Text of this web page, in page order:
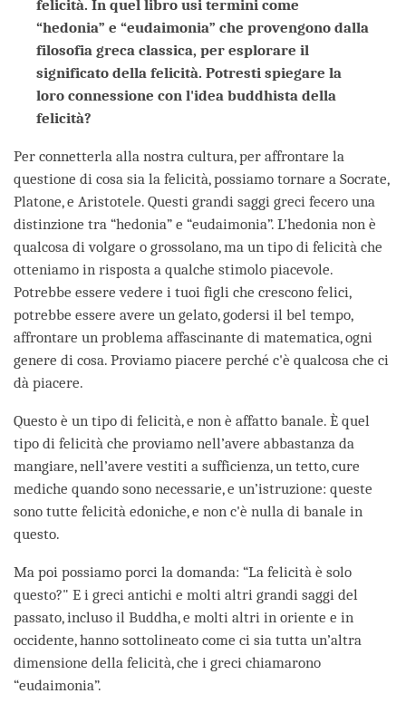
felicità. In quel libro usi termini come
“hedonia” e “eudaimonia” che provengono dalla
filosofia greca classica, per esplorare il
significato della felicità. Potresti spiegare la
loro connessione con l'idea buddhista della
felicità?
Per connetterla alla nostra cultura, per affrontare la
questione di cosa sia la felicità, possiamo tornare a Socrate,
Platone, e Aristotele. Questi grandi saggi greci fecero una
distinzione tra “hedonia” e “eudaimonia”. L’hedonia non è
qualcosa di volgare o grossolano, ma un tipo di felicità che
otteniamo in risposta a qualche stimolo piacevole.
Potrebbe essere vedere i tuoi figli che crescono felici,
potrebbe essere avere un gelato, godersi il bel tempo,
affrontare un problema affascinante di matematica, ogni
genere di cosa. Proviamo piacere perché c'è qualcosa che ci
dà piacere.
Questo è un tipo di felicità, e non è affatto banale. È quel
tipo di felicità che proviamo nell’avere abbastanza da
mangiare, nell’avere vestiti a sufficienza, un tetto, cure
mediche quando sono necessarie, e un’istruzione: queste
sono tutte felicità edoniche, e non c'è nulla di banale in
questo.
Ma poi possiamo porci la domanda: “La felicità è solo
questo?" E i greci antichi e molti altri grandi saggi del
passato, incluso il Buddha, e molti altri in oriente e in
occidente, hanno sottolineato come ci sia tutta un’altra
dimensione della felicità, che i greci chiamarono
“eudaimonia”.